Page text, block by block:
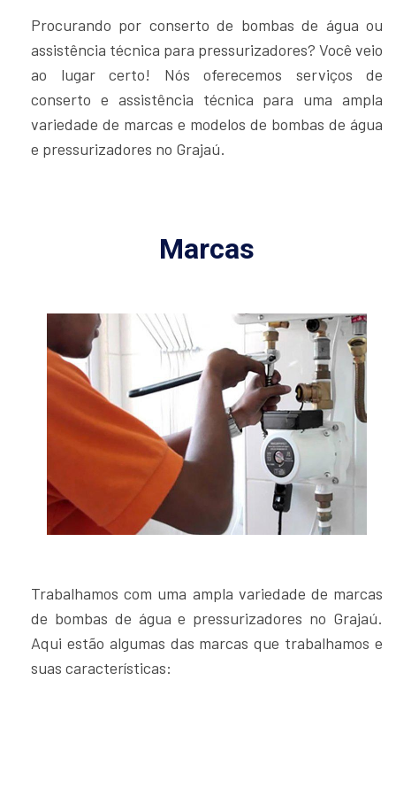
Procurando por conserto de bombas de água ou
assistência técnica para pressurizadores? Você veio
ao lugar certo! Nós oferecemos serviços de
conserto e assistência técnica para uma ampla
variedade de marcas e modelos de bombas de água
e pressurizadores no Grajaú.
Marcas
Trabalhamos com uma ampla variedade de marcas
de bombas de água e pressurizadores no Grajaú.
Aqui estão algumas das marcas que trabalhamos e
suas características: